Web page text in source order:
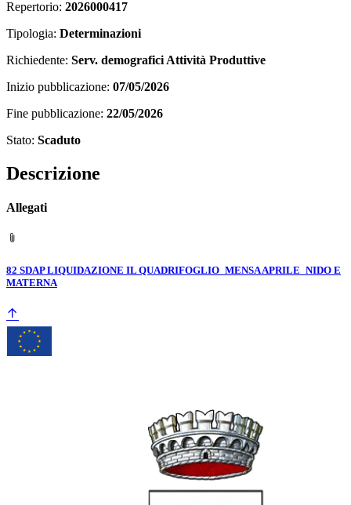
Repertorio: 2026000417
Tipologia: Determinazioni
Richiedente: Serv. demografici Attività Produttive
Inizio pubblicazione: 07/05/2026
Fine pubblicazione: 22/05/2026
Stato: Scaduto
Descrizione
Allegati
82 SDAP LIQUIDAZIONE IL QUADRIFOGLIO_MENSA APRILE_NIDO E
MATERNA